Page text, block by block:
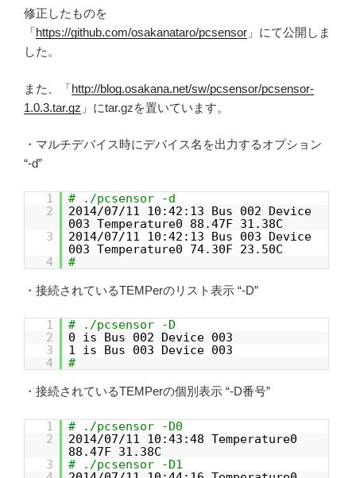
修正したものを
「https://github.com/osakanataro/pcsensor 」にて公開しま
した。
また、「http://blog.osakana.net/sw/pcsensor/pcsensor-
1.0.3.tar.gz 」にtar.gzを置いています。
・マルチデバイス時にデバイス名を出力するオプション
“-d”
1
# ./pcsensor -d
2
2014/07/11 10:42:13 Bus 002 Device
003 Temperature0 88.47F 31.38C
3
2014/07/11 10:42:13 Bus 003 Device
003 Temperature0 74.30F 23.50C
4
#
・接続されているTEMPerのリスト表示 “-D”
1
# ./pcsensor -D
2
0 is Bus 002 Device 003
3
1 is Bus 003 Device 003
4
#
・接続されているTEMPerの個別表示 “-D番号”
1
# ./pcsensor -D0
2
2014/07/11 10:43:48 Temperature0
88.47F 31.38C
3
# ./pcsensor -D1